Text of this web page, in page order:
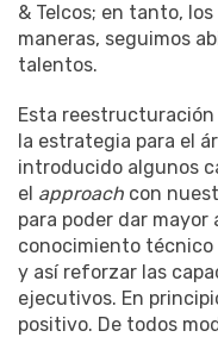
& Telcos; en tanto,
maneras, seguimos
talentos.
Esta
la estrategia para el
introducido algunos
el approach con
para poder dar
conocimiento técnico
y así reforzar las
ejecutivos. En
positivo. De todos